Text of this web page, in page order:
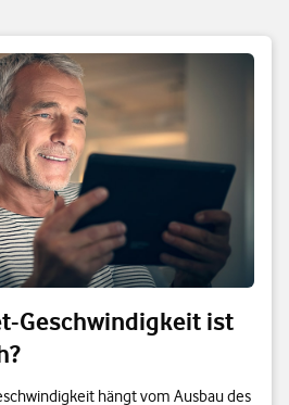
Geschwindigkeit ist
hängt vom Ausbau des